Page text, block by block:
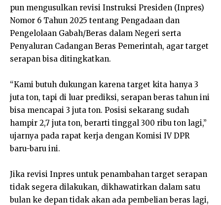
pun mengusulkan revisi Instruksi Presiden (Inpres)
Nomor 6 Tahun 2025 tentang Pengadaan dan
Pengelolaan Gabah/Beras dalam Negeri serta
Penyaluran Cadangan Beras Pemerintah, agar target
serapan bisa ditingkatkan.
“Kami butuh dukungan karena target kita hanya 3
juta ton, tapi di luar prediksi, serapan beras tahun ini
bisa mencapai 3 juta ton. Posisi sekarang sudah
hampir 2,7 juta ton, berarti tinggal 300 ribu ton lagi,”
ujarnya pada rapat kerja dengan Komisi IV DPR
baru-baru ini.
Jika revisi Inpres untuk penambahan target serapan
tidak segera dilakukan, dikhawatirkan dalam satu
bulan ke depan tidak akan ada pembelian beras lagi,